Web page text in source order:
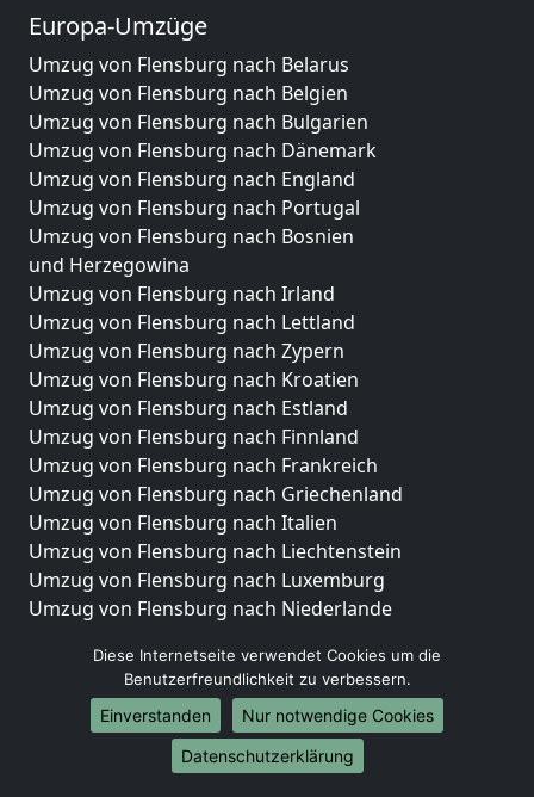
Europa-Umzüge
Umzug von Flensburg nach Belarus
Umzug von Flensburg nach Belgien
Umzug von Flensburg nach Bulgarien
Umzug von Flensburg nach Dänemark
Umzug von Flensburg nach England
Umzug von Flensburg nach Portugal
Umzug von Flensburg nach Bosnien
und Herzegowina
Umzug von Flensburg nach Irland
Umzug von Flensburg nach Lettland
Umzug von Flensburg nach Zypern
Umzug von Flensburg nach Kroatien
Umzug von Flensburg nach Estland
Umzug von Flensburg nach Finnland
Umzug von Flensburg nach Frankreich
Umzug von Flensburg nach Griechenland
Umzug von Flensburg nach Italien
Umzug von Flensburg nach Liechtenstein
Umzug von Flensburg nach Luxemburg
Umzug von Flensburg nach Niederlande
Umzüge-Deutschlandweit
Umzug von Flensburg nach Berlin
Umzug von Flensburg nach Hamburg
Umzug von Flensburg nach München
Diese Internetseite verwendet Cookies um die
Benutzerfreundlichkeit zu verbessern.
Einverstanden
Nur notwendige Cookies
Datenschutzerklärung